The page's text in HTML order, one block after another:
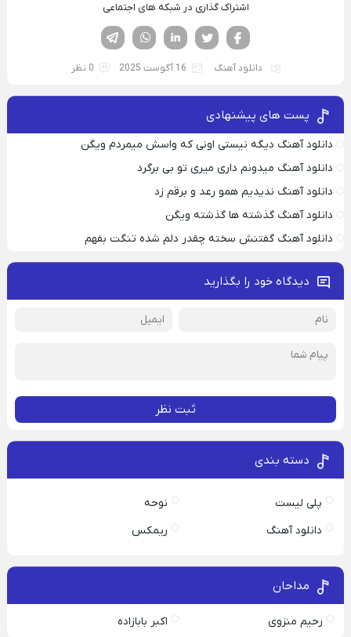
اشتراک گذاری در شبکه های اجتماعی
لینکدین تویتر
فیسوک
دانلود آهنگ 16 آگوست 2025 0 نظر
پست های پیشنهادی
دانلود آهنگ دیگه نیستی اونی که واسش میمردم ویگن
دانلود آهنگ میدونم داری میری تو بی برگرد
دانلود آهنگ ندیدیم همو رعد و برقم زد
دانلود آهنگ گذشته ها گذشته ویگن
دانلود آهنگ گفتنش سخته چقدر دلم شده تنگت بفهم
دیدگاه خود را بگذارید
ثبت نظر
دسته بندی
پلی لیست
نوحه
دانلود آهنگ
ریمکس
مداحان
رحیم منزوی اکبر بابازاده